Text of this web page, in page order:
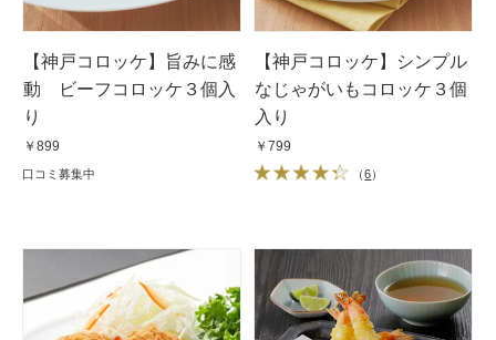
【神戸コロッケ】旨みに感
動 ビーフコロッケ３個入
り
￥899
口コミ募集中
【神戸コロッケ】シンプル
なじゃがいもコロッケ３個
入り
￥799
（6）